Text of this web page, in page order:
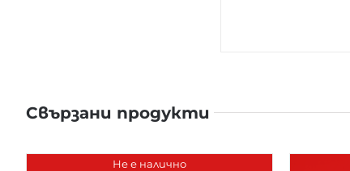
Свързани продукти
Не е налично